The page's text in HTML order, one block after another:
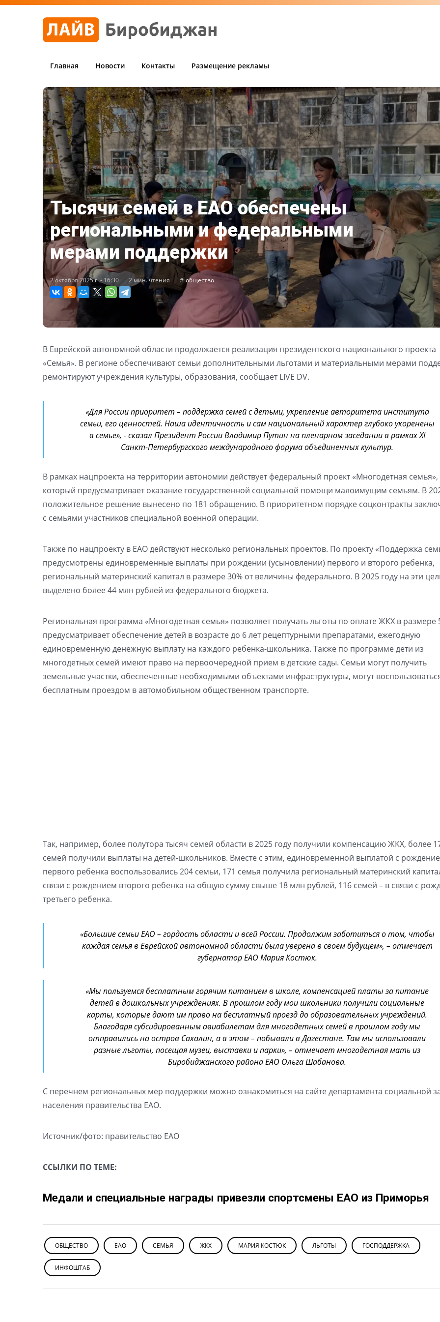
Главная Новости Контакты Размещение рекламы
Тысячи семей в ЕАО обеспечены
региональными и федеральными
мерами поддержки
2 октября 2025 г. - 16:30 2 мин. чтения общество
В Еврейской автономной области продолжается реализация президентского национального проекта
«Семья». В регионе обеспечивают семьи дополнительными льготами и материальными мерами
ремонтируют учреждения культуры, образования, сообщает LIVE DV.
«Для России приоритет – поддержка семей с детьми, укрепление авторитета института
семьи, его ценностей. Наша идентичность и сам национальный характер глубоко укоренены
в семье», - сказал Президент России Владимир Путин на пленарном заседании в рамках XI
Санкт-Петербургского международного форума объединенных культур.
В рамках нацпроекта на территории автономии действует федеральный проект «Многодетная семья»,
который предусматривает оказание государственной социальной помощи малоимущим семьям. В
положительное решение вынесено по 181 обращению. В приоритетном порядке соцконтракты
с семьями участников специальной военной операции.
Также по нацпроекту в ЕАО действуют несколько региональных проектов. По проекту «Поддержка
предусмотрены единовременные выплаты при рождении (усыновлении) первого и второго ребенка,
региональный материнский капитал в размере 30% от величины федерального. В 2025 году на эти
выделено более 44 млн рублей из федерального бюджета.
Региональная программа «Многодетная семья» позволяет получать льготы по оплате ЖКХ в размере
предусматривает обеспечение детей в возрасте до 6 лет рецептурными препаратами, ежегодную
единовременную денежную выплату на каждого ребенка-школьника. Также по программе дети из
многодетных семей имеют право на первоочередной прием в детские сады. Семьи могут получить
земельные участки, обеспеченные необходимыми объектами инфраструктуры, могут
бесплатным проездом в автомобильном общественном транспорте.
Так, например, более полутора тысяч семей области в 2025 году получили компенсацию ЖКХ, более
семей получили выплаты на детей-школьников. Вместе с этим, единовременной выплатой с
первого ребенка воспользовались 204 семьи, 171 семья получила региональный материнский
связи с рождением второго ребенка на общую сумму свыше 18 млн рублей, 116 семей – в связи с
третьего ребенка.
«Большие семьи ЕАО – гордость области и всей России. Продолжим заботиться о том, чтобы
каждая семья в Еврейской автономной области была уверена в своем будущем», – отмечает
губернатор ЕАО Мария Костюк.
«Мы пользуемся бесплатным горячим питанием в школе, компенсацией платы за питание
детей в дошкольных учреждениях. В прошлом году мои школьники получили социальные
карты, которые дают им право на бесплатный проезд до образовательных учреждений.
Благодаря субсидированным авиабилетам для многодетных семей в прошлом году мы
отправились на остров Сахалин, а в этом – побывали в Дагестане. Там мы использовали
разные льготы, посещая музеи, выставки и парки», – отмечает многодетная мать из
Биробиджанского района ЕАО Ольга Шабанова.
С перечнем региональных мер поддержки можно ознакомиться на сайте департамента социальной
населения правительства ЕАО.
Источник/фото: правительство ЕАО
ССЫЛКИ ПО ТЕМЕ:
Медали и специальные награды привезли спортсмены ЕАО из Приморья
ОБЩЕСТВО ЕАО СЕМЬЯ ЖКХ МАРИЯ КОСТЮК ЛЬГОТЫ ГОСПОДДЕРЖКА
ИНФОШТАБ